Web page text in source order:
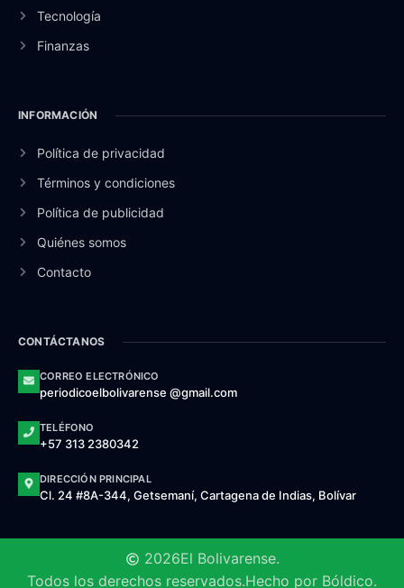
Tecnología
Finanzas
INFORMACIÓN
Política de privacidad
Términos y condiciones
Política de publicidad
Quiénes somos
Contacto
CONTÁCTANOS
CORREO ELECTRÓNICO
periodicoelbolivarense @gmail.com
TELÉFONO
+57 313 2380342
DIRECCIÓN PRINCIPAL
Cl. 24 #8A-344, Getsemaní, Cartagena de Indias, Bolívar
2026El Bolivarense.
Todos los derechos reservados.Hecho por Bóldico.